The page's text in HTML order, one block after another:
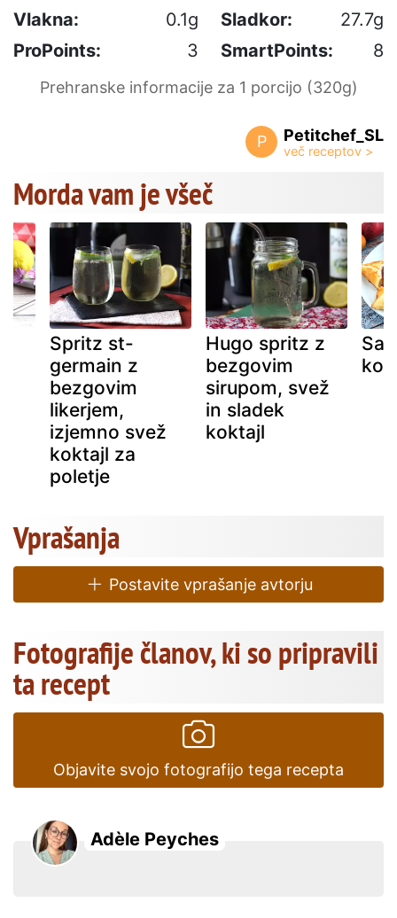
Vlakna: 0.1g Sladkor:
27.7g
ProPoints:
3 SmartPoints: 8
Prehranske informacije za 1 porcijo (320g)
P Petitchef_SL
Morda vam je všeč
Spritz st-
germain z
bezgovim
likerjem,
izjemno svež
koktajl za
poletje
Hugo spritz z
bezgovim
sirupom, svež
in sladek
koktajl
Vprašanja
Postavite vprašanje avtorju
Fotografije članov, ki so pripravili
ta recept
Objavite svojo fotografijo tega recepta
Adèle Peyches